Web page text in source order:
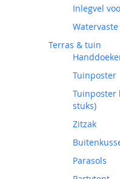
Inlegvel
Terras & tuin
Tuinposter
Tuinposter
stuks)
Zitzak
Parasols